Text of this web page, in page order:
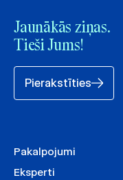
Jaunākās ziņas.
Tieši Jums!
Pierakstīties
Pakalpojumi
Eksperti